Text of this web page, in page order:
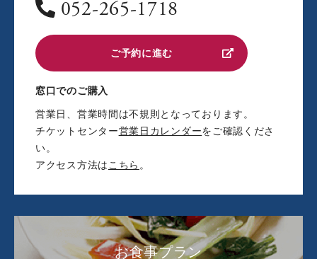
052-265-1718
ご予約に進む
窓口でのご購入
営業日、営業時間は不規則となっております。
チケットセンター営業日カレンダーをご確認くださ
い。
アクセス方法は こちら 。
お食事プラン